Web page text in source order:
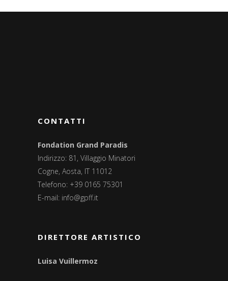
CONTATTI
Fondation Grand Paradis
Indirizzo: 81, Villaggio Minatori
Cogne, Aosta, IT 11012
Telefono: +39 0165 75301
E-mail: info@gpff.it
DIRETTORE ARTISTICO
Luisa Vuillermoz